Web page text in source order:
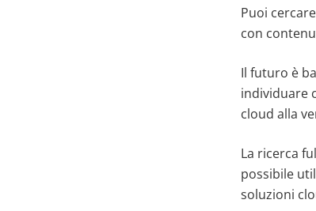
Puoi
con
Il futuro è
individuare
cloud alla
La ricerca
possibile
soluzioni